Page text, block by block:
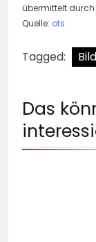
übermittelt durch
Quelle: ots
Tagged: Bild
Das